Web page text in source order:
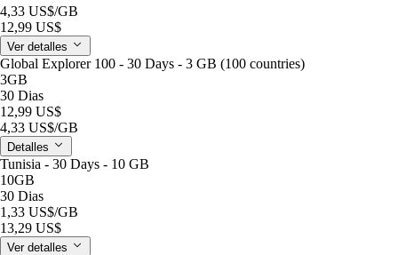
4,33 US$/GB
12,99 US$
Ver detalles
Global Explorer 100 - 30 Days - 3 GB (100 countries)
3GB
30 Dias
12,99 US$
4,33 US$/GB
Detalles
Tunisia - 30 Days - 10 GB
10GB
30 Dias
1,33 US$/GB
13,29 US$
Ver detalles